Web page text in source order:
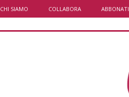
CHI SIAMO COLLABORA ABBONATI